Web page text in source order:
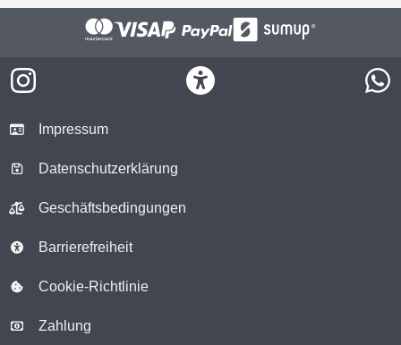
Impressum
Datenschutzerklärung
Geschäftsbedingungen
Barrierefreiheit
Cookie-Richtlinie
Zahlung